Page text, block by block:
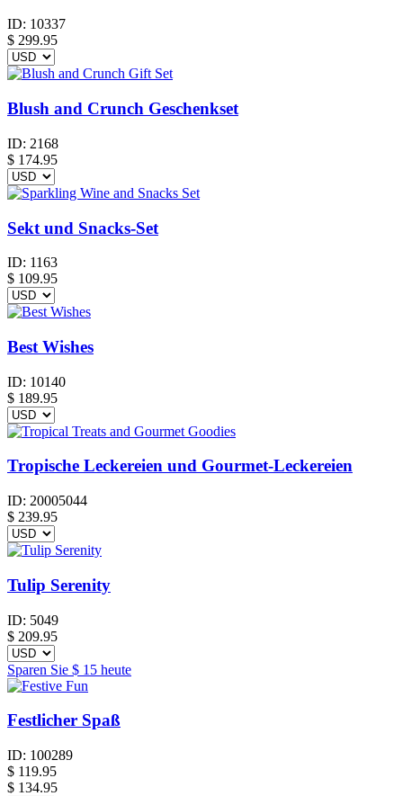
ID: 10337
$ 299.95
Blush and Crunch Geschenkset
ID: 2168
$ 174.95
Sekt und Snacks-Set
ID: 1163
$ 109.95
Best Wishes
ID: 10140
$ 189.95
Tropische Leckereien und Gourmet-Leckereien
ID: 20005044
$ 239.95
Tulip Serenity
ID: 5049
$ 209.95
Sparen Sie $ 15 heute
Festlicher Spaß
ID: 100289
$ 119.95
$ 134.95